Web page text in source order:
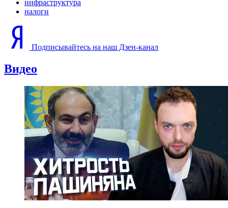
инфраструктура
налоги
Подписывайтесь на наш Дзен-канал
Видео